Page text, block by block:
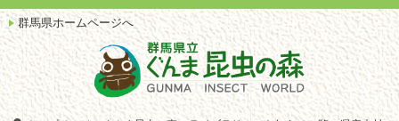
ペ
ー
ジ
の
メ
ニ
ュ
ー
群馬県ホームページへ